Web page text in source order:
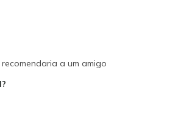
recomendaria a um amigo